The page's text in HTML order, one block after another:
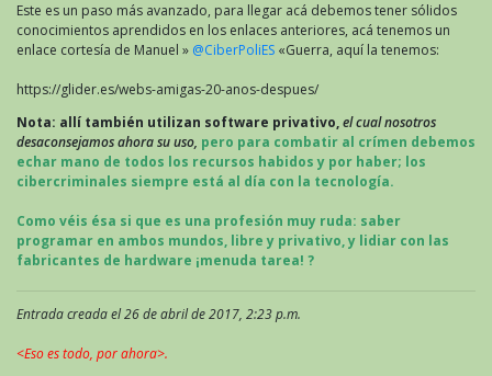
Este es un paso más avanzado, para llegar acá debemos tener sólidos
conocimientos aprendidos en los enlaces anteriores, acá tenemos un
enlace cortesía de Manuel » @CiberPoliES «Guerra, aquí la tenemos:
https://glider.es/webs-amigas-20-anos-despues/
Nota: allí también utilizan software privativo,el cual nosotros
desaconsejamos ahora su uso, pero para combatir al crímen debemos
echar mano de todos los recursos habidos y por haber; los
cibercriminales siempre está al día con la tecnología.
Como véis ésa si que es una profesión muy ruda: saber
programar en ambos mundos, libre y privativo, y lidiar con las
fabricantes de hardware ¡menuda tarea! ?
Entrada creada el 26 de abril de 2017, 2:23 p.m.
<Eso es todo, por ahora>.